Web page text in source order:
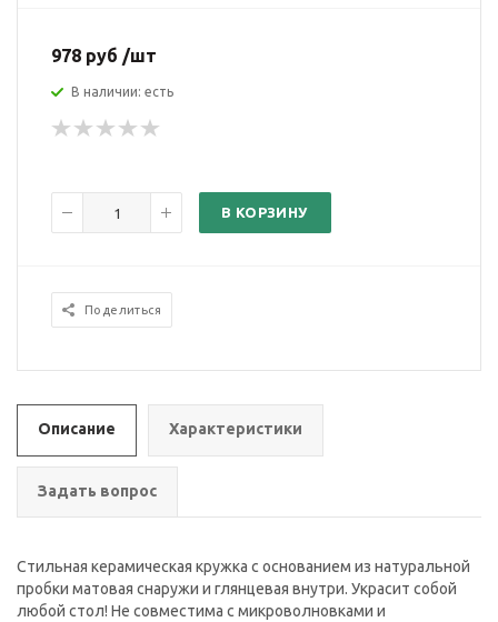
978 руб /шт
В наличии: есть
В КОРЗИНУ
Поделиться
Описание Характеристики
Задать вопрос
Стильная керамическая кружка с основанием из натуральной
пробки матовая снаружи и глянцевая внутри. Украсит собой
любой стол! Не совместима с микроволновками и